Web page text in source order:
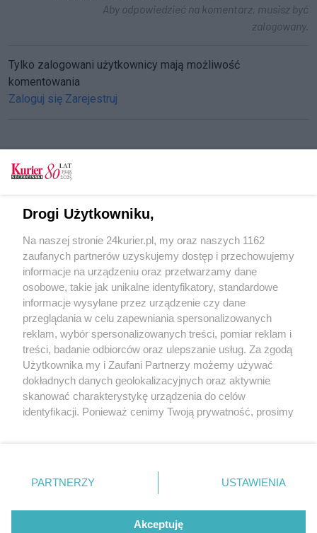
Aby odpowiedzieć na komentarz, musisz być
zalogowany.
Tylko zalogowani użytkownicy mają możliwość
komentowania
Zaloguj się Zarejestruj
CZYTAJ TAKŻE
Świnoujście z budżetem na 2021 rok. Pod prąd
epidemii
Prosto z portu (18.12.2020)
POGODA
23℃
Zobacz prognozę na 3 dni
Copyright © 2022 Kurier Szczeciński sp. z o.o.
Wszelkie prawa zastrzeżone
Nota wydawnicza
Nota prawna
Drogi Użytkowniku,
Na naszej stronie 24kurier.pl, my oraz naszych 1162
zaufanych partnerów uzyskujemy dostęp i przechowujemy
informacje na urządzeniu oraz przetwarzamy dane
osobowe, takie jak unikalne identyfikatory, standardowe
informacje wysyłane przez urządzenie czy dane
przeglądania w celu zapewniania spersonalizowanych
reklam, wybór spersonalizowanych treści, pomiar reklam i
treści, badanie odbiorców oraz ulepszanie usług. Za zgodą
Użytkownika my i Zaufani Partnerzy możemy używać
dokładnych danych geolokalizacyjnych oraz aktywnie
skanować charakterystykę urządzenia do celów
identyfikacji. Ponieważ cenimy Twoją prywatność, prosimy
prywatności znajdujący się w lewym dolnym rogu strony
. Niektóre rodzaje przetwarzania danych nie wymagają
takiemu przetwarzaniu. Preferencje będą miały
PARTNERZY USTAWIENIA
Akceptuję